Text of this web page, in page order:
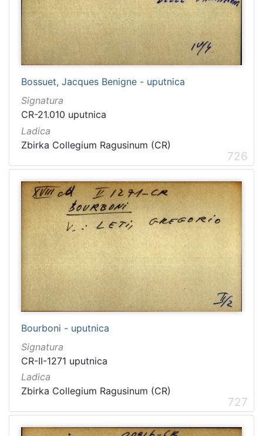
Bossuet, Jacques Benigne - uputnica
Signatura
CR-21.010 uputnica
Ladica
Zbirka Collegium Ragusinum (CR)
726
Bourboni - uputnica
Signatura
CR-II-1271 uputnica
Ladica
Zbirka Collegium Ragusinum (CR)
727